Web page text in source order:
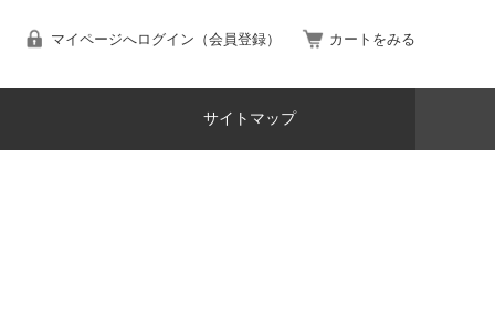
マイページへログイン（会員登録） カートをみる
サイトマップ